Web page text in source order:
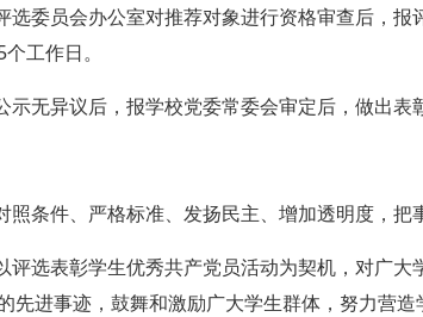
选委员会办公室对推荐对象进行资格审查后，
工作日。
示无异议后，报学校党委常委会审定后，做出表
照条件、严格标准、发扬民主、增加透明度，把
评选表彰学生优秀共产党员活动为契机，对广
先进事迹，鼓舞和激励广大学生群体，努力营